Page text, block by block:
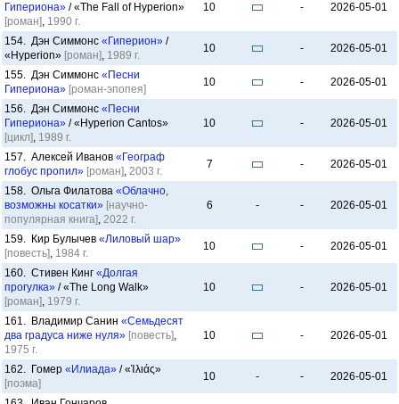
Гипериона» / «The Fall of Hyperion»
[роман], 1990 г.
10 - 2026-05-01
154. Дэн Симмонс «Гиперион» /
«Hyperion» [роман], 1989 г.
10 - 2026-05-01
155. Дэн Симмонс «Песни
Гипериона» [роман-эпопея]
10 - 2026-05-01
156. Дэн Симмонс «Песни
Гипериона» / «Hyperion Cantos»
[цикл], 1989 г.
10 - 2026-05-01
157. Алексей Иванов «Географ
глобус пропил» [роман], 2003 г.
7 - 2026-05-01
158. Ольга Филатова «Облачно,
возможны косатки» [научно-
популярная книга], 2022 г.
6 - - 2026-05-01
159. Кир Булычев «Лиловый шар»
[повесть], 1984 г.
10 - 2026-05-01
160. Стивен Кинг «Долгая
прогулка» / «The Long Walk»
[роман], 1979 г.
10 - 2026-05-01
161. Владимир Санин «Семьдесят
два градуса ниже нуля» [повесть],
1975 г.
10 - 2026-05-01
162. Гомер «Илиада» / «Ἰλιάς»
[поэма]
10 - - 2026-05-01